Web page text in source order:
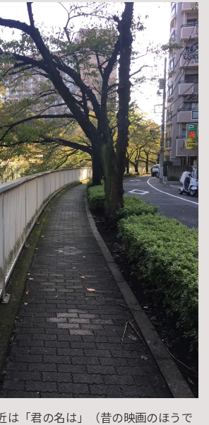
は「君の名は」（昔の映画のほうで